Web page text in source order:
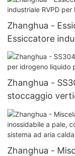
Zhanghua -
Essiccatore
dei fanghi
Zhanghua -
stoccaggio
l'industria
Zhanghua -